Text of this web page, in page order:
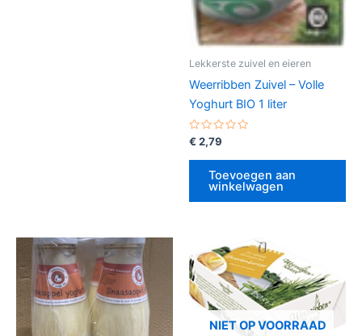
Lekkerste zuivel en eieren
Weerribben Zuivel – Volle
Yoghurt BIO 1 liter
Gewaardeerd
uit
€ 2,79
Toevoegen aan
winkelwagen
NIET OP VOORRAAD